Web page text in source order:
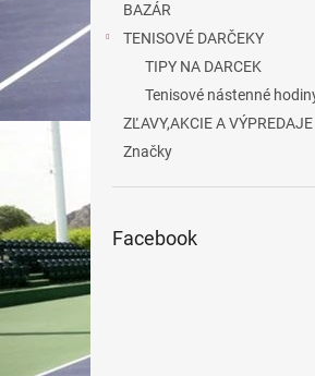
BAZÁR
TENISOVÉ DARČEKY
TIPY NA DARCEK
Tenisové nástenné
ZĽAVY,AKCIE A VÝPREDAJE
Značky
Facebook